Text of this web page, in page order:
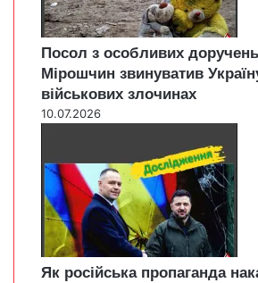
Посол з особливих
Мірошчин звинуватив
військових злочинах
10.07.2026
Як російська пропаганда